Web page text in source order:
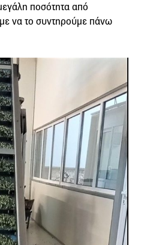
ποσότητα από
να το συντηρούμε πάνω